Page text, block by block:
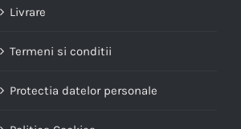
Livrare
Termeni si conditii
Protectia datelor personale